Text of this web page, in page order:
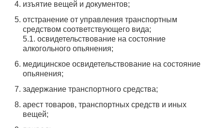
изъятие вещей и документов;
отстранение от управления транспортным
средством соответствующего вида;
5.1. освидетельствование на состояние
алкогольного опьянения;
медицинское освидетельствование на состояние
опьянения;
задержание транспортного средства;
арест товаров, транспортных средств и иных
вещей;